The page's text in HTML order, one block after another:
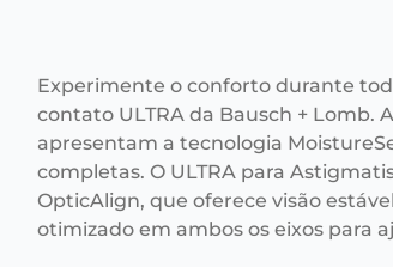
Experimente o conforto durante
contato ULTRA da Bausch + Lomb.
apresentam a tecnologia
completas. O ULTRA para
OpticAlign, que oferece visão
otimizado em ambos os eixos para